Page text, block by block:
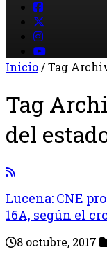
Inicio/Tag
Tag
del
Lucena: CNE
16A, según el
8 octubre, 2017